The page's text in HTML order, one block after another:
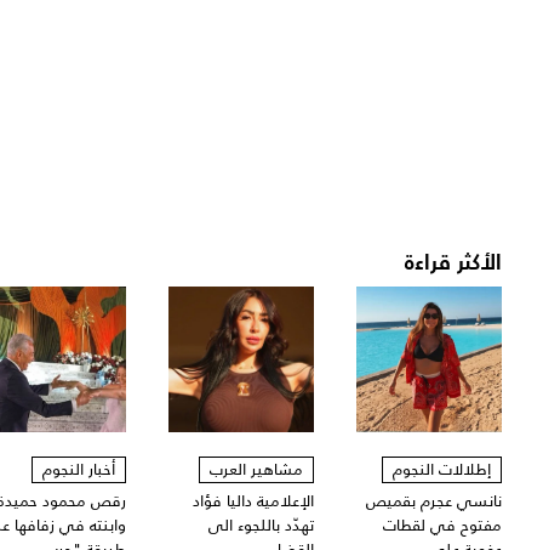
الأكثر قراءة
إطلالات النجوم
نانسي عجرم بقميص
مفتوح في لقطات
مشاهير العرب
الإعلامية داليا فؤاد
تهدّد باللجوء الى
أخبار النجوم
رقص محمود
وابنته في زفافها